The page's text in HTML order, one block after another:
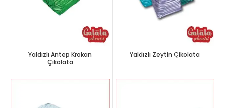
Yaldızlı Antep Krokan
Çikolata
Yaldızlı Zeytin Çikolata